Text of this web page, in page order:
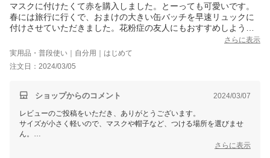
マスクに付けたくて赤を購入しました。とーっても可愛いです。
春には旅行に行くで、おまけの大きい缶バッチを早速リュックに
付けさせていただきました。花粉症の友人にもおすすめしようと
さらに表示
実用品・普段使い｜自分用｜はじめて
注文日：2024/03/05
ショップからのコメント 2024/03/07
レビューのご投稿をいただき、ありがとうございます。
サイズが小さく軽いので、マスクや帽子など、つける場所を選びませ
ん。
さらに表示